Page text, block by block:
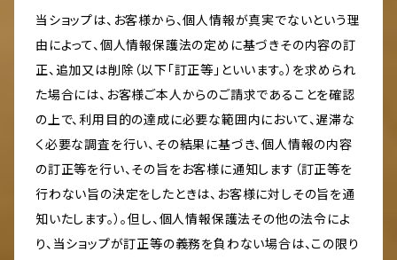
当ショップは、お客様から、個人情報が真実でないという理
由によって、個人情報保護法の定めに基づきその内容の訂
正、追加又は削除（以下「訂正等」といいます。）を求められ
た場合には、お客様ご本人からのご請求であることを確認
の上で、利用目的の達成に必要な範囲内において、遅滞な
く必要な調査を行い、その結果に基づき、個人情報の内容
の訂正等を行い、その旨をお客様に通知します（訂正等を
行わない旨の決定をしたときは、お客様に対しその旨を通
知いたします。）。但し、個人情報保護法その他の法令によ
り、当ショップが訂正等の義務を負わない場合は、この限り